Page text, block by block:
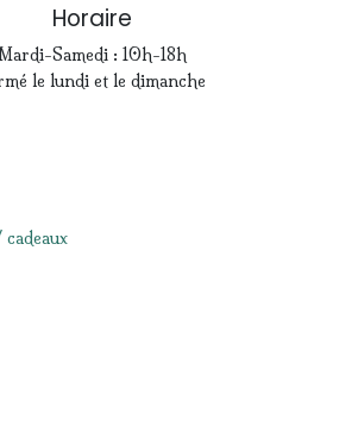
Horaire
Samedi : 10h-18h
le lundi et le dimanche